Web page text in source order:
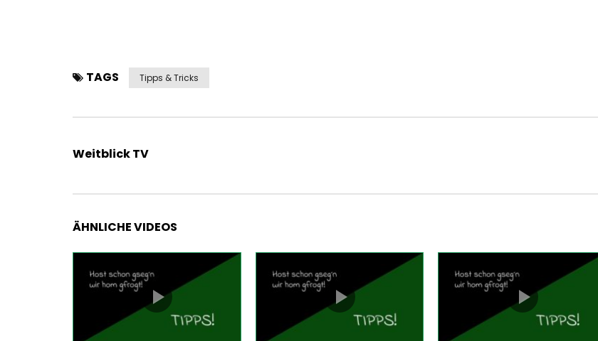
TAGS Tipps & Tricks
Weitblick TV
ÄHNLICHE VIDEOS